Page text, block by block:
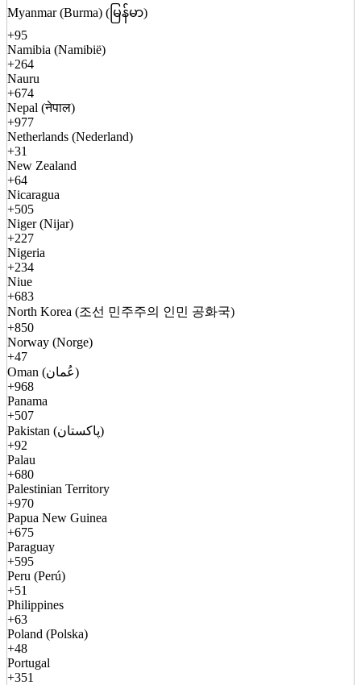
Myanmar (Burma) (မြန်မာ)
+95
Namibia (Namibië)
+264
Nauru
+674
Nepal (नेपाल)
+977
Netherlands (Nederland)
+31
New Zealand
+64
Nicaragua
+505
Niger (Nijar)
+227
Nigeria
+234
Niue
+683
North Korea (조선 민주주의 인민 공화국)
+850
Norway (Norge)
+47
Oman (عُمان)
+968
Panama
+507
Pakistan (پاکستان)
+92
Palau
+680
Palestinian Territory
+970
Papua New Guinea
+675
Paraguay
+595
Peru (Perú)
+51
Philippines
+63
Poland (Polska)
+48
Portugal
+351